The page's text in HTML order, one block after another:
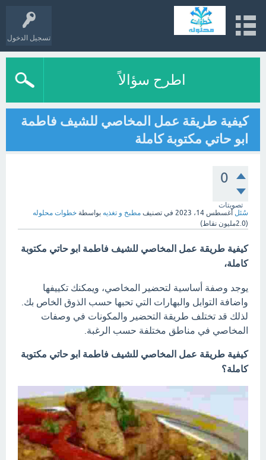
تسجيل الدخول
اطرح سؤالاً
كيفية طريقة عمل المخاصي للشيف فاطمة
ابو حاتي مكتوبة كاملة
0
تصويتات
سُئل أغسطس 14، 2023 في تصنيف مطبخ و تغذيه بواسطة خطوات محلوله
(2.0مليون نقاط)
كيفية طريقة عمل المخاصي للشيف فاطمة ابو حاتي مكتوبة
كاملة،
يوجد وصفة أساسية لتحضير المخاصي، ويمكنك تكييفها
واضافة التوابل والبهارات التي تحبها حسب الذوق الخاص بك.
لذلك قد تختلف طريقة التحضير والمكونات في وصفات
المخاصي في مناطق مختلفة حسب الرغبة.
كيفية طريقة عمل المخاصي للشيف فاطمة ابو حاتي مكتوبة
كاملة؟